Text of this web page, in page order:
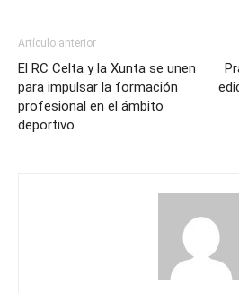
Artículo anterior
El RC Celta y la Xunta se unen
para impulsar la formación
profesional en el ámbito
deportivo